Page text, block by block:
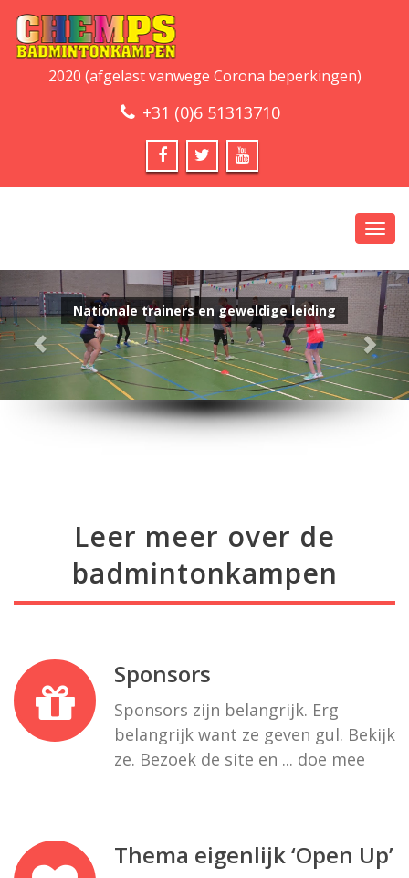
2020 (afgelast vanwege Corona beperkingen)
+31 (0)6 51313710
Leer meer over de
badmintonkampen
Sponsors
Sponsors zijn belangrijk. Erg
belangrijk want ze geven gul. Bekijk
ze. Bezoek de site en ... doe mee
Thema eigenlijk ‘Open Up’